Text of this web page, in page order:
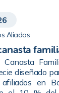
Aliados
diseñado
afiliados en